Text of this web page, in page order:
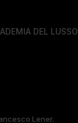
DEL LUSSO
Lener.